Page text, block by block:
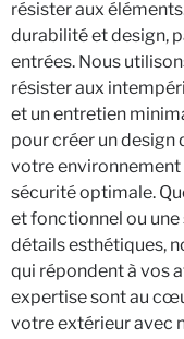
résister aux
durabilité et design,
entrées. Nous
résister aux
et un entretien
pour créer un design
votre environnement
sécurité optimale.
et fonctionnel ou
détails esthétiques,
qui répondent à vos
expertise sont au
votre extérieur avec